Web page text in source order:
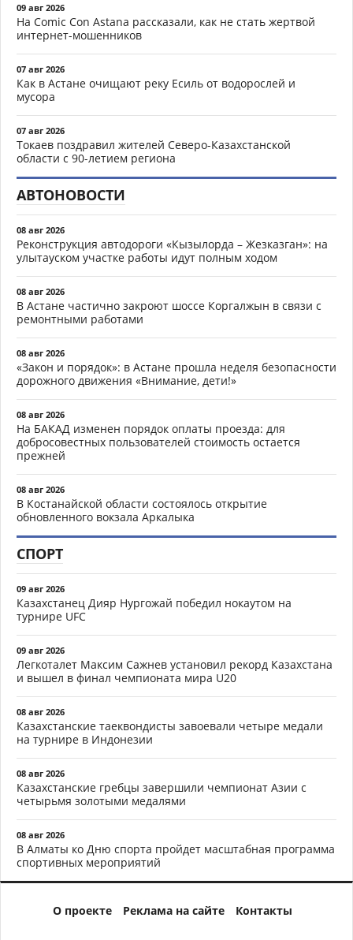
09 авг 2026
На Comic Con Astana рассказали, как не стать жертвой
интернет-мошенников
07 авг 2026
Как в Астане очищают реку Есиль от водорослей и
мусора
07 авг 2026
Токаев поздравил жителей Северо-Казахстанской
области с 90-летием региона
АВТОНОВОСТИ
08 авг 2026
Реконструкция автодороги «Кызылорда – Жезказган»: на
улытауском участке работы идут полным ходом
08 авг 2026
В Астане частично закроют шоссе Коргалжын в связи с
ремонтными работами
08 авг 2026
«Закон и порядок»: в Астане прошла неделя безопасности
дорожного движения «Внимание, дети!»
08 авг 2026
На БАКАД изменен порядок оплаты проезда: для
добросовестных пользователей стоимость остается
прежней
08 авг 2026
В Костанайской области состоялось открытие
обновленного вокзала Аркалыка
СПОРТ
09 авг 2026
Казахстанец Дияр Нургожай победил нокаутом на
турнире UFC
09 авг 2026
Легкоталет Максим Сажнев установил рекорд Казахстана
и вышел в финал чемпионата мира U20
08 авг 2026
Казахстанские таеквондисты завоевали четыре медали
на турнире в Индонезии
08 авг 2026
Казахстанские гребцы завершили чемпионат Азии с
четырьмя золотыми медалями
08 авг 2026
В Алматы ко Дню спорта пройдет масштабная программа
спортивных мероприятий
О проекте Реклама на сайте Контакты